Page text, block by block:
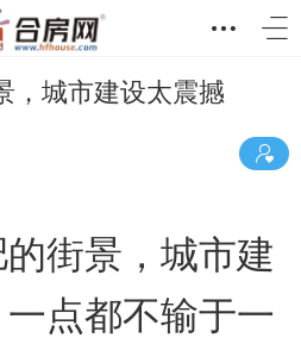
，城市建设太震撼
街景，城市建
点都不输于一